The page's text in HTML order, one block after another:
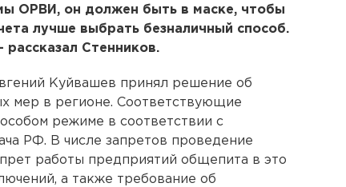
ОРВИ, он должен быть в маске, чтобы
лучше выбрать безналичный способ.
Стенников.
Куйвашев принял решение об
мер в регионе. Соответствующие
режиме в соответствии с
РФ. В числе запретов проведение
работы предприятий общепита в это
а также требование об